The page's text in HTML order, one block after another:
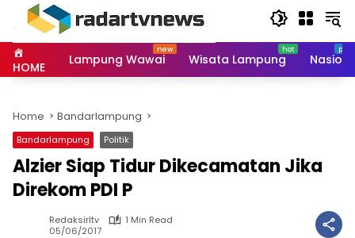
HOME Lampung Wawai Wisata Lampung
Home Bandarlampung
Bandarlampung Politik
Alzier Siap Tidur Dikecamatan Jika
Direkom PDI P
Redaksirltv
1 Min Read
05/06/2017